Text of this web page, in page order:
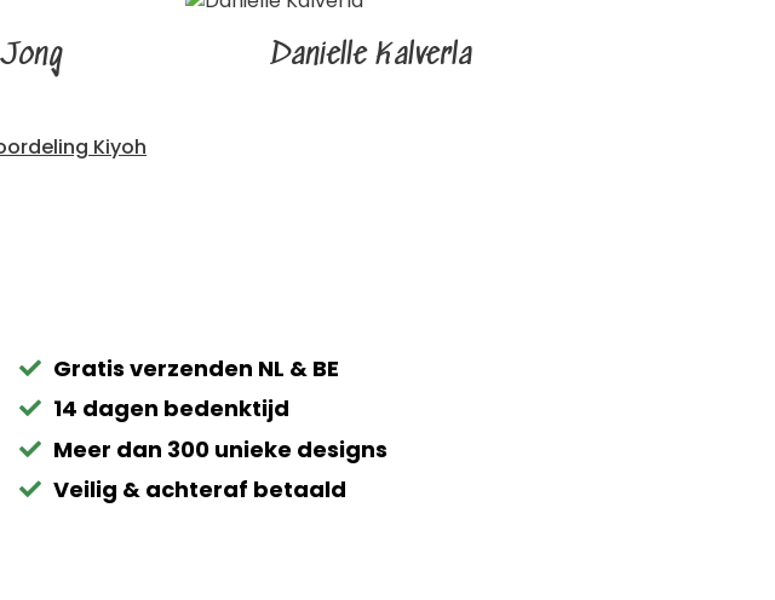
Danielle Kalverla
Kiyoh
Gratis verzenden NL & BE
14 dagen bedenktijd
Meer dan 300 unieke designs
Veilig & achteraf betaald